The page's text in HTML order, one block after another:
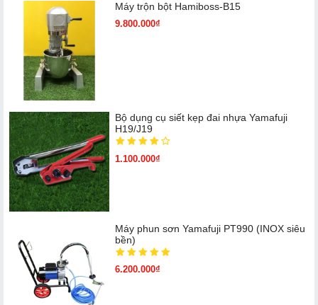
Máy trộn bột Hamiboss-B15
9.800.000₫
Bộ dụng cụ siết kẹp đai nhựa Yamafuji
H19/J19
1.100.000₫
Máy phun sơn Yamafuji PT990 (INOX siêu
bền)
6.200.000₫